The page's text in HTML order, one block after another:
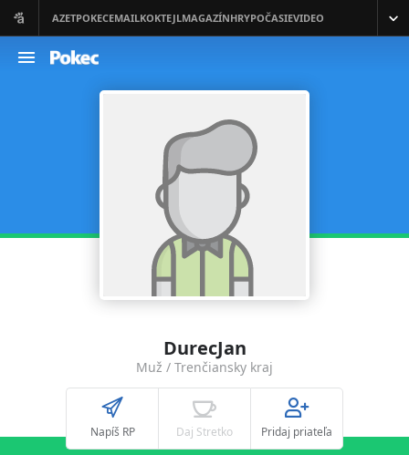
DurecJan
Muž / Trenčiansky kraj
Napíš RP Daj Stretko Pridaj priateľa